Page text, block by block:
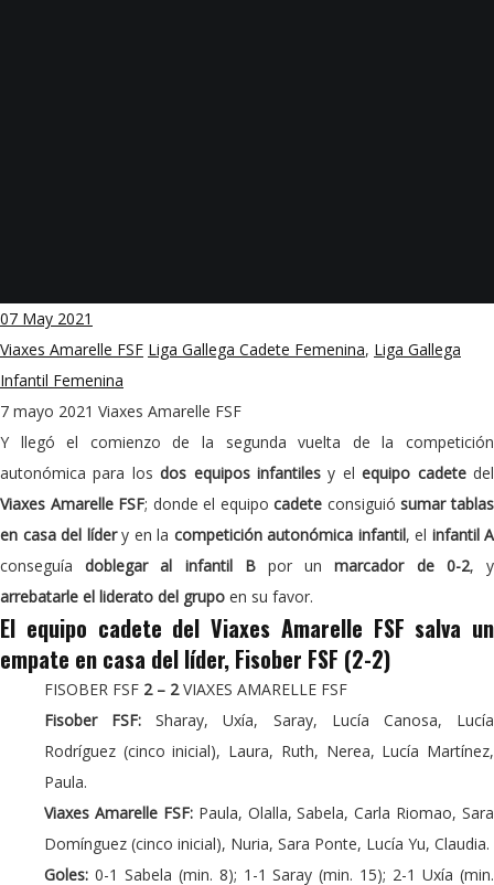
07 May 2021
Viaxes Amarelle FSF Liga Gallega Cadete Femenina, Liga Gallega
Infantil Femenina
7 mayo 2021 Viaxes Amarelle FSF
Y llegó el comienzo de la segunda vuelta de la competición
autonómica para losdos equipos infantiles y elequipo cadetedel
Viaxes Amarelle FSF; donde el equipocadete consiguiósumar tablas
en casa del lídery en la competición autonómica infantil, el infantil A
conseguíadoblegar al infantil Bpor unmarcador de 0-2, y
arrebatarle el liderato del grupo en su favor.
El equipo cadete del Viaxes Amarelle FSF salva un
empate en casa del líder, Fisober FSF (2-2)
FISOBER FSF 2 – 2VIAXES AMARELLE FSF
Fisober FSF: Sharay, Uxía, Saray, Lucía Canosa, Lucía
Rodríguez (cinco inicial), Laura, Ruth, Nerea, Lucía Martínez,
Paula.
Viaxes Amarelle FSF:Paula, Olalla, Sabela, Carla Riomao, Sara
Domínguez (cinco inicial), Nuria, Sara Ponte, Lucía Yu, Claudia.
Goles: 0-1 Sabela (min. 8); 1-1 Saray (min. 15); 2-1 Uxía (min.